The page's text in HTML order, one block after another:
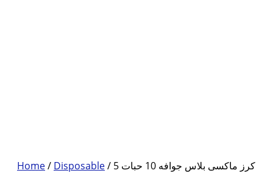
Home/ Disposable/ كرز ماكسى بلاس جوافه 10 حبات 5